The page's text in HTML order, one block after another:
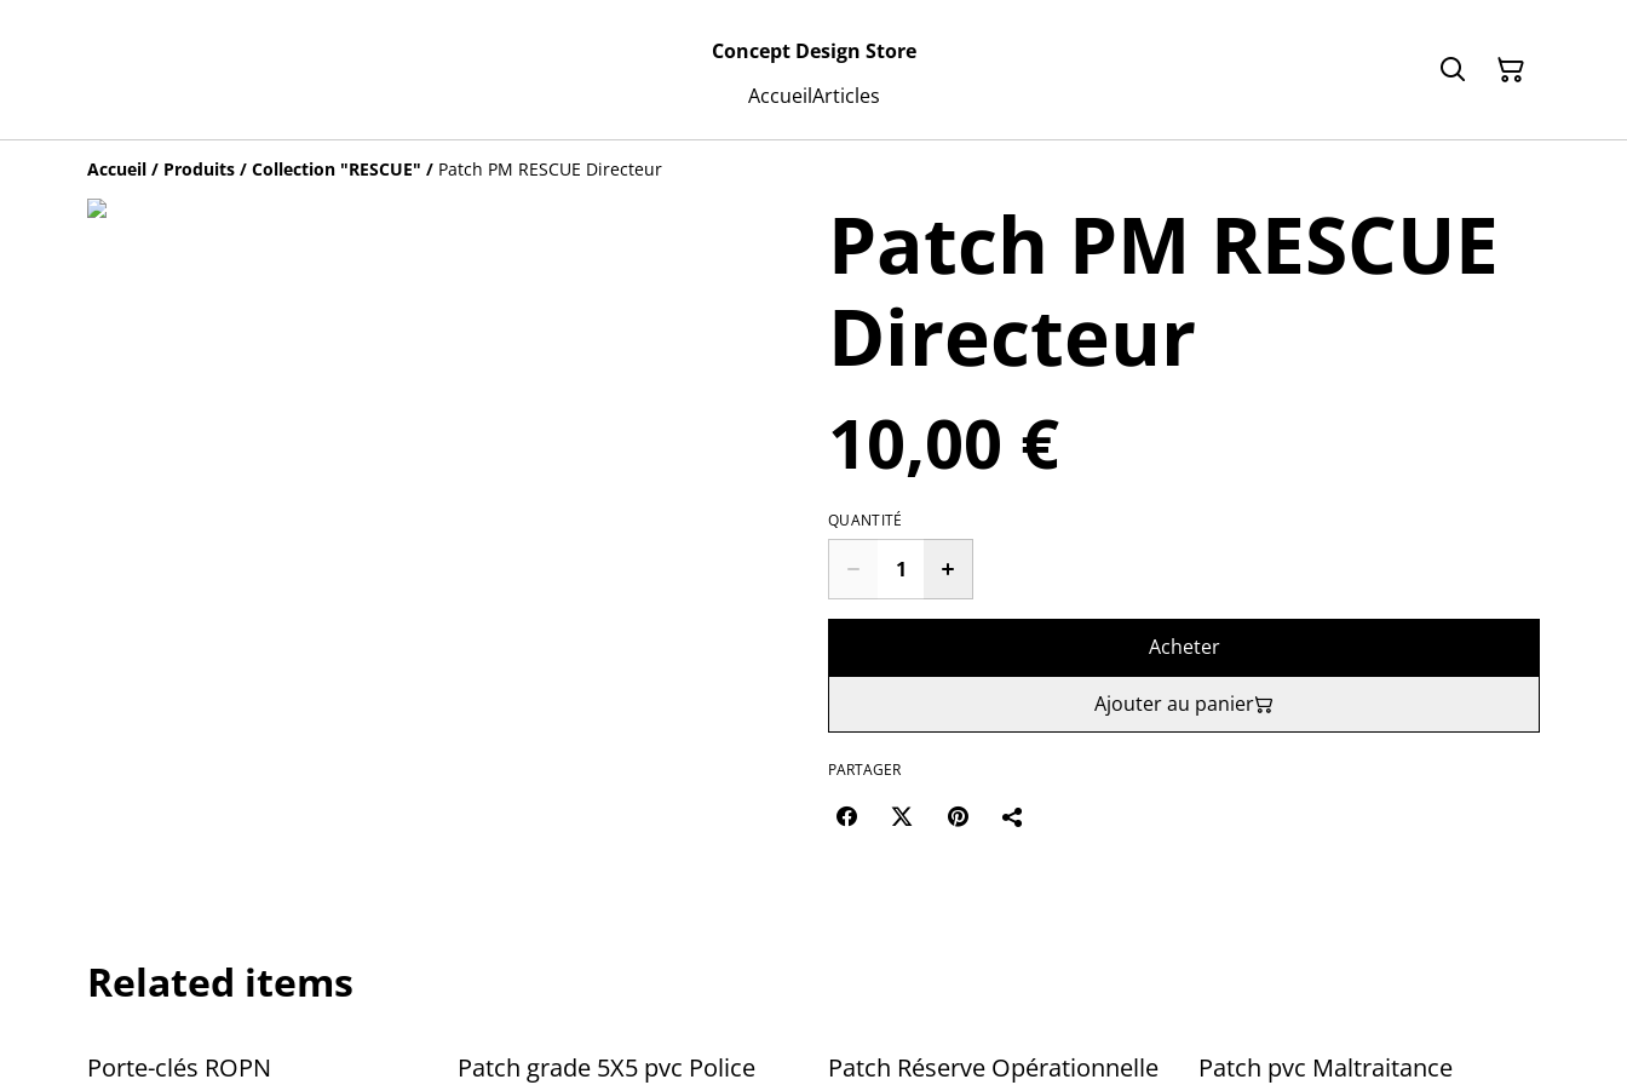
Concept Design Store
AccueilArticles
Accueil / Produits / Collection "RESCUE" / Patch PM RESCUE Directeur
Patch PM RESCUE
Directeur
10,00 €
QUANTITÉ
Acheter
Ajouter au panier
PARTAGER
Related items
Porte-clés ROPN
Patch grade 5X5 pvc Police
Patch Réserve Opérationnelle
Patch pvc Maltraitance